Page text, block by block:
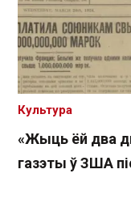
«Жыць ёй два
газэты ў ЗША
Культура